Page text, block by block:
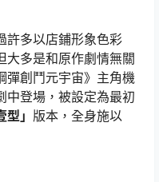
許多以店鋪形象色彩
大多是和原作劇情無關
彈創鬥元宇宙》主角機
中登場，被設定為最初
型」 版本，全身施以